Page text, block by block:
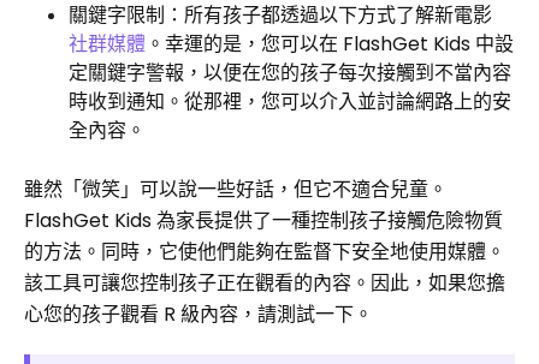
關鍵字限制：所有孩子都透過以下方式了解新電影
社群媒體 。幸運的是，您可以在 FlashGet Kids 中設
定關鍵字警報，以便在您的孩子每次接觸到不當內容
時收到通知。從那裡，您可以介入並討論網路上的安
全內容。
雖然「微笑」可以說一些好話，但它不適合兒童。
FlashGet Kids 為家長提供了一種控制孩子接觸危險物質
的方法。同時，它使他們能夠在監督下安全地使用媒體。
該工具可讓您控制孩子正在觀看的內容。因此，如果您擔
心您的孩子觀看 R 級內容，請測試一下。